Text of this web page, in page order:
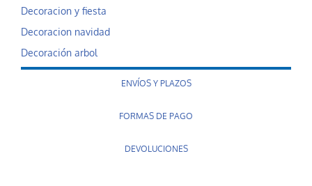
Decoracion y fiesta
Decoracion navidad
Decoración arbol
ENVÍOS Y PLAZOS
FORMAS DE PAGO
DEVOLUCIONES